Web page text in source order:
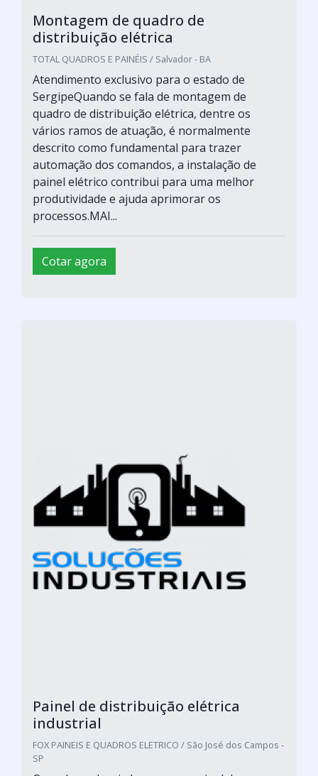
Montagem de quadro de
distribuição elétrica
TOTAL QUADROS E PAINÉIS / Salvador - BA
Atendimento exclusivo para o estado de
SergipeQuando se fala de montagem de
quadro de distribuição elétrica, dentre os
vários ramos de atuação, é normalmente
descrito como fundamental para trazer
automação dos comandos, a instalação de
painel elétrico contribui para uma melhor
produtividade e ajuda aprimorar os
processos.MAI...
Cotar agora
Painel de distribuição elétrica
industrial
FOX PAINEIS E QUADROS ELETRICO / São José dos Campos -
SP